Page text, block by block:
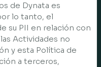
de Dynata es
lo tanto, el
su PII en relación con
Actividades no
y esta Política de
a terceros,